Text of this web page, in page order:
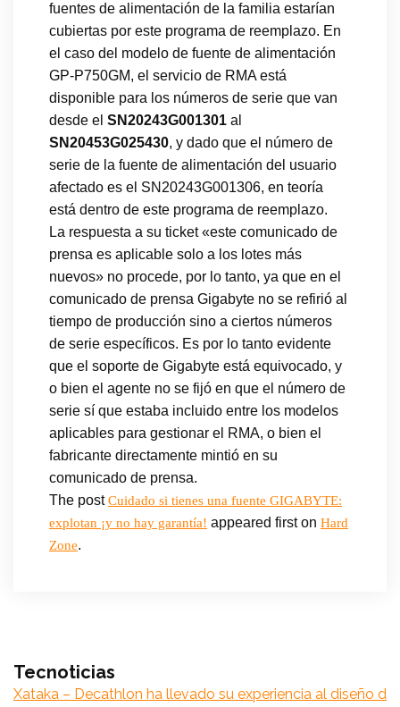
fuentes de alimentación de la familia estarían
cubiertas por este programa de reemplazo. En
el caso del modelo de fuente de alimentación
GP-P750GM, el servicio de RMA está
disponible para los números de serie que van
desde el SN20243G001301 al
SN20453G025430, y dado que el número de
serie de la fuente de alimentación del usuario
afectado es el SN20243G001306, en teoría
está dentro de este programa de reemplazo.
La respuesta a su ticket «este comunicado de
prensa es aplicable solo a los lotes más
nuevos» no procede, por lo tanto, ya que en el
comunicado de prensa Gigabyte no se refirió al
tiempo de producción sino a ciertos números
de serie específicos. Es por lo tanto evidente
que el soporte de Gigabyte está equivocado, y
o bien el agente no se fijó en que el número de
serie sí que estaba incluido entre los modelos
aplicables para gestionar el RMA, o bien el
fabricante directamente mintió en su
comunicado de prensa.
The postCuidado si tienes una fuente GIGABYTE:
explotan ¡y no hay garantía! appeared first on Hard
Zone.
Tecnoticias
Xataka – Decathlon ha llevado su experiencia al diseño d